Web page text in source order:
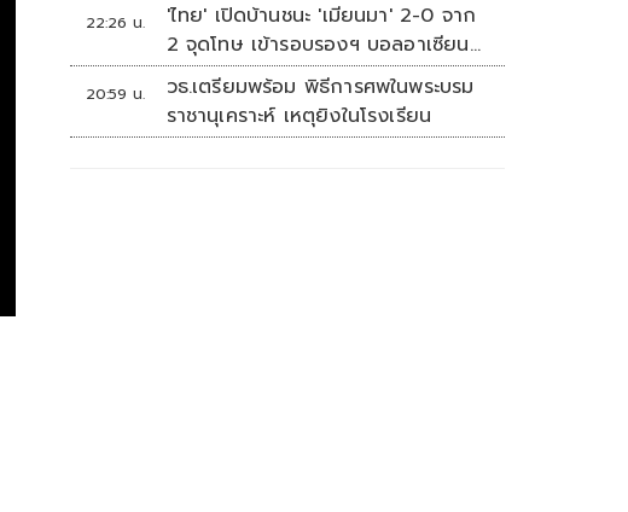
22:26 น.
'ไทย' เปิดบ้านชนะ 'เมียนมา' 2-0 จาก
2 จุดโทษ เข้ารอบรองฯ บอลอาเซียน
ดวล 'สิงคโปร์'
20:59 น.
วธ.เตรียมพร้อม พิธีการศพในพระบรม
ราชานุเคราะห์ เหตุยิงในโรงเรียน